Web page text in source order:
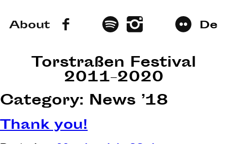
About De
Torstraßen Festival
2011–2020
Category: News ’18
Thank you!